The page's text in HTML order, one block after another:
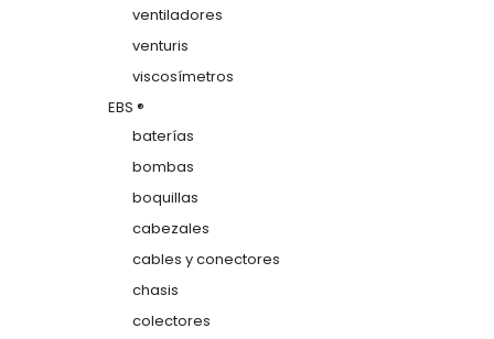
ventiladores
venturis
viscosímetros
EBS ®
baterías
bombas
boquillas
cabezales
cables y conectores
chasis
colectores